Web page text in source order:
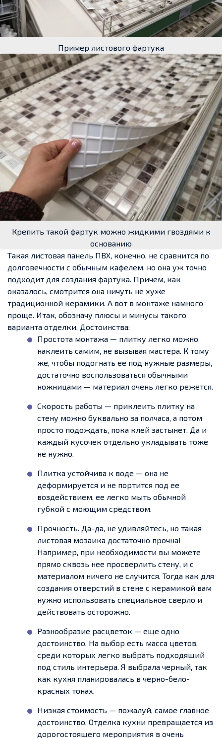
Пример листового фартука
Крепить такой фартук можно жидкими гвоздями к
основанию
Такая листовая панель ПВХ, конечно, не сравнится по
долговечности с обычным кафелем, но она уж точно
подходит для создания фартука. Причем, как
оказалось, смотрится она ничуть не хуже
традиционной керамики. А вот в монтаже намного
проще. Итак, обозначу плюсы и минусы такого
варианта отделки. Достоинства:
Простота монтажа — плитку легко можно
наклеить самим, не вызывая мастера. К тому
же, чтобы подогнать ее под нужные размеры,
достаточно воспользоваться обычными
ножницами — материал очень легко режется.
Скорость работы — приклеить плитку на
стену можно буквально за полчаса, а потом
просто подождать, пока клей застынет. Да и
каждый кусочек отдельно укладывать тоже
не нужно.
Плитка устойчива к воде — она не
деформируется и не портится под ее
воздействием, ее легко мыть обычной
губкой с моющим средством.
Прочность. Да-да, не удивляйтесь, но такая
листовая мозаика достаточно прочна!
Например, при необходимости вы можете
прямо сквозь нее просверлить стену, и с
материалом ничего не случится. Тогда как для
создания отверстий в стене с керамикой вам
нужно использовать специальное сверло и
действовать осторожно.
Разнообразие расцветок — еще одно
достоинство. На выбор есть масса цветов,
среди которых легко выбрать подходящий
под стиль интерьера. Я выбрала черный, так
как кухня планировалась в черно-бело-
красных тонах.
Низкая стоимость — пожалуй, самое главное
достоинство. Отделка кухни превращается из
дорогостоящего мероприятия в очень